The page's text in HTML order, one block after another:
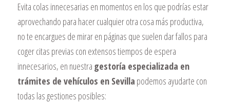
Evita colas innecesarias en momentos en los que podrías estar
aprovechando para hacer cualquier otra cosa más productiva,
no te encargues de mirar en páginas que suelen dar fallos para
coger citas previas con extensos tiempos de espera
innecesarios, en nuestra gestoría especializada en
trámites de vehículos en Sevilla podemos ayudarte con
todas las gestiones posibles: